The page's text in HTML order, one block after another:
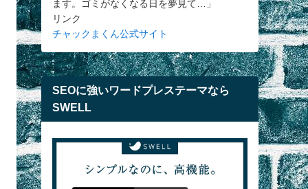
ます。ゴミがなくなる日を夢見て…」
リンク
チャックまくん公式サイト
SEOに強いワードプレステーマなら
SWELL